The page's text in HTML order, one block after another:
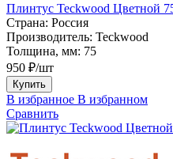
Плинтус Teckwood Цветной
Страна: Россия
Производитель: Teckwood
Толщина, мм: 75
950 ₽/шт
Купить
В избранное В избранном
Сравнить